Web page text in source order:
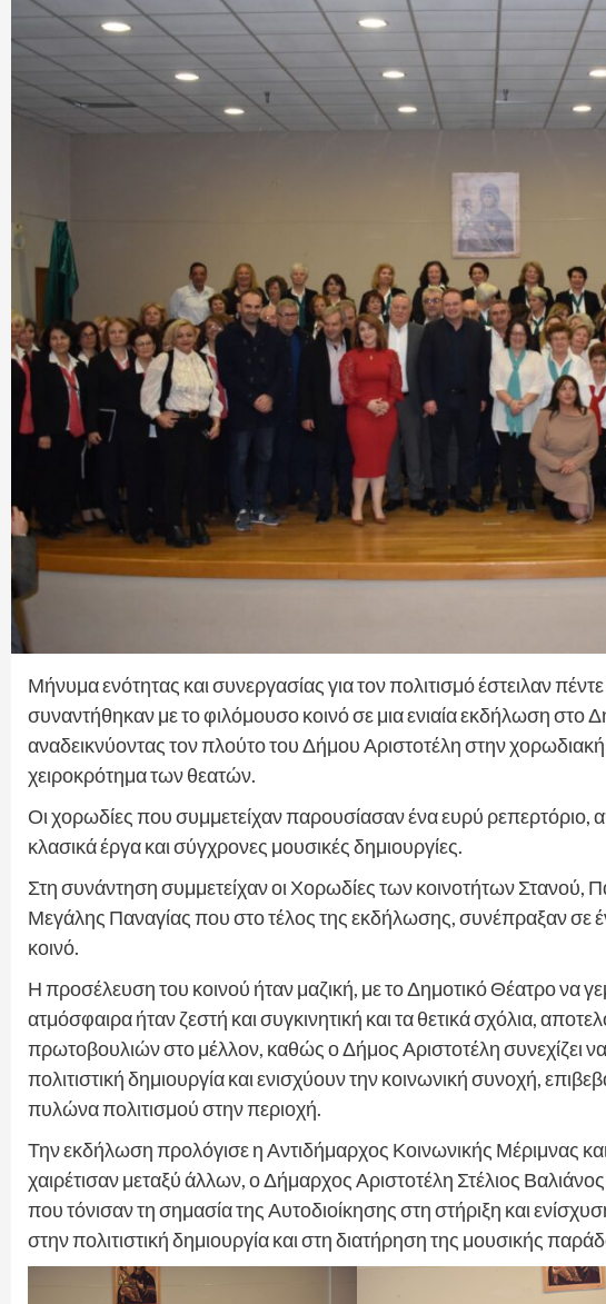
Μήνυμα ενότητας και συνεργασίας για τον πολιτισμό έστειλαν
συναντήθηκαν με το φιλόμουσο κοινό σε μια ενιαία εκδήλωση στο
αναδεικνύοντας τον πλούτο του Δήμου Αριστοτέλη στην
χειροκρότημα των θεατών.
Οι χορωδίες που συμμετείχαν παρουσίασαν ένα ευρύ
κλασικά έργα και σύγχρονες μουσικές δημιουργίες.
Στη συνάντηση συμμετείχαν οι Χορωδίες των κοινοτήτων
Μεγάλης Παναγίας που στο τέλος της εκδήλωσης, συνέπραξαν σε
κοινό.
Η προσέλευση του κοινού ήταν μαζική, με το Δημοτικό Θέατρο να
ατμόσφαιρα ήταν ζεστή και συγκινητική και τα θετικά σχόλια,
πρωτοβουλιών στο μέλλον, καθώς ο Δήμος Αριστοτέλη συνεχίζει
πολιτιστική δημιουργία και ενισχύουν την κοινωνική συνοχή,
πυλώνα πολιτισμού στην περιοχή.
Την εκδήλωση προλόγισε η Αντιδήμαρχος Κοινωνικής Μέριμνας
χαιρέτισαν μεταξύ άλλων, ο Δήμαρχος Αριστοτέλη Στέλιος
που τόνισαν τη σημασία της Αυτοδιοίκησης στη στήριξη και
στην πολιτιστική δημιουργία και στη διατήρηση της μουσικής